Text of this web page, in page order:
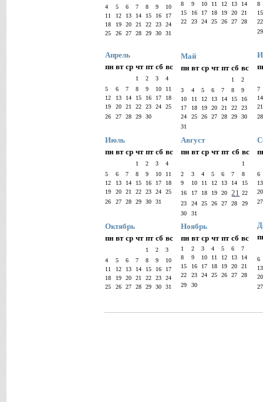
4
5 6 7 8 9
10
11
12 13 14 15 16
17
18
19 20 21 22 23
24
25
26 27 28 29 30 31
8
9 10 11 12 13
14
15
16 17 18 19 20
21
22
23 24 25 26 27 28
8
15
22
29
Апрель
пн вт ср чт пт сб вс
1 2 3
4
5
6 7 8 9 10
11
12
13 14 15 16 17
18
19
20 21 22 23 24
25
26
27 28 29 30
Май
пн вт ср чт пт сб вс
1
2
3
4 5 6 7 8
9
10
11 12 13 14 15
16
17
18 19 20 21 22
23
24
25 26 27 28 29
30
31
7
14
21
28
Июль
пн вт ср чт пт сб вс
1 2 3
4
5
6 7 8 9 10
11
12
13 14 15 16 17
18
19
20 21 22 23 24
25
26
27 28 29 30 31
Август
пн вт ср чт пт сб вс
1
2
3 4 5 6 7
8
9
10 11 12 13 14
15
16
17 18 19 20 21 22
23
24 25 26 27 28
29
30
31
6
13
20
27
Октябрь
пн вт ср чт пт сб вс
1 2
3
4
5 6 7 8 9
10
11
12 13 14 15 16
17
18
19 20 21 22 23
24
25
26 27 28 29 30 31
Ноябрь
пн вт ср чт пт сб вс
1 2 3 4 5 6
7
8
9 10 11 12 13
14
15
16 17 18 19 20
21
22
23 24 25 26 27
28
29
30
6
13
20
27